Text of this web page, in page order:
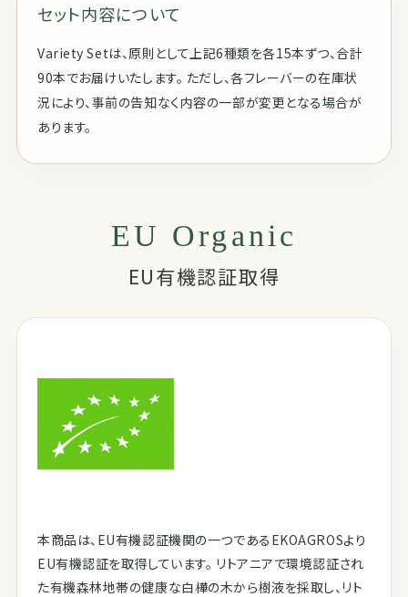
セット内容について
Variety Setは、原則として上記6種類を各15本ずつ、合計
90本でお届けいたします。 ただし、各フレーバーの在庫状
況により、事前の告知なく内容の一部が変更となる場合が
あります。
EU Organic
EU有機認証取得
本商品は、EU有機認証機関の一つであるEKOAGROSより
EU有機認証を取得しています。 リトアニアで環境認証され
た有機森林地帯の健康な白樺の木から樹液を採取し、リト